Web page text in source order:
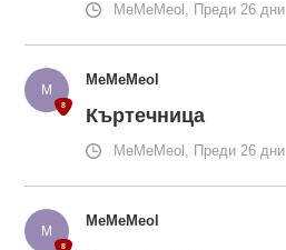
MeMeMeol, Преди 26 дни
MeMeMeol
Къртечница
MeMeMeol, Преди 26 дни
MeMeMeol